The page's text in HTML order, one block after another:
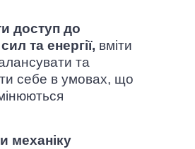
доступ до
та енергії, вміти
та
себе в умовах, що
механіку